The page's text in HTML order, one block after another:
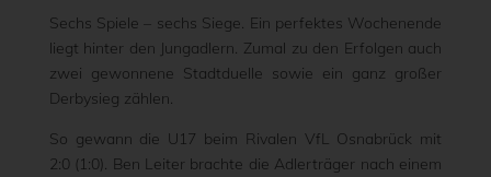
Sechs Spiele – sechs Siege. Ein perfektes Wochenende
liegt hinter den Jungadlern. Zumal zu den Erfolgen auch
zwei gewonnene Stadtduelle sowie ein ganz großer
Derbysieg zählen.
So gewann die U17 beim Rivalen VfL Osnabrück mit
2:0 (1:0). Ben Leiter brachte die Adlerträger nach einem